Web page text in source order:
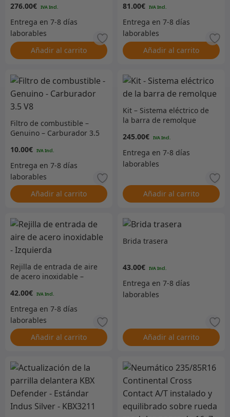
276.00€
Añadir al carrito
81.00€
Añadir al carrito
Filtro de combustible –
Genuino – Carburador 3.5
10.00€
Añadir al carrito
Kit – Sistema eléctrico de
la barra de remolque
245.00€
Añadir al carrito
Rejilla de entrada de aire
de acero inoxidable –
42.00€
Añadir al carrito
Brida trasera
43.00€
Añadir al carrito